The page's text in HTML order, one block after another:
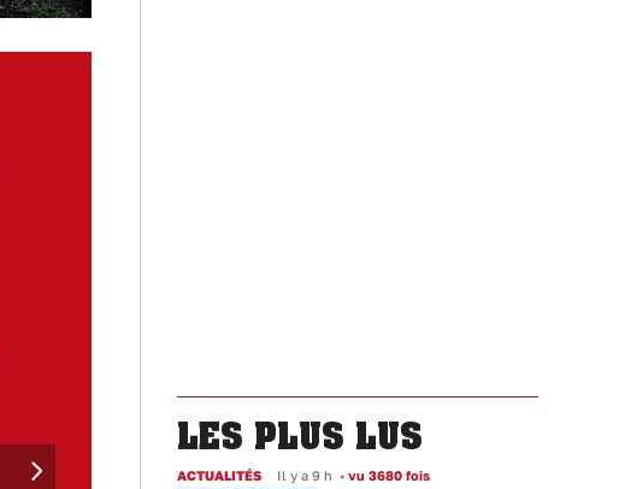
LES PLUS LUS
ACTUALITÉS Il y a 9 h • vu 3680 fois